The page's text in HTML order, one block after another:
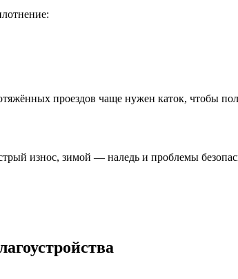
проездов чаще нужен каток, чтобы
износ, зимой — наледь и проблемы